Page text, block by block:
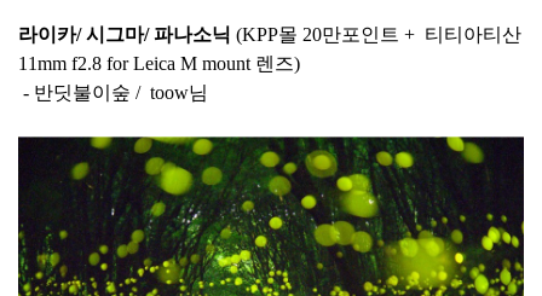
라이카/ 시그마/ 파나소닉 (KPP몰 20만포인트 + 티티아티산
11mm f2.8 for Leica M mount 렌즈)
- 반딧불이숲 / toow님